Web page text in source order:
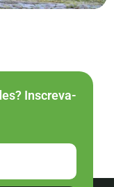
Inscreva-